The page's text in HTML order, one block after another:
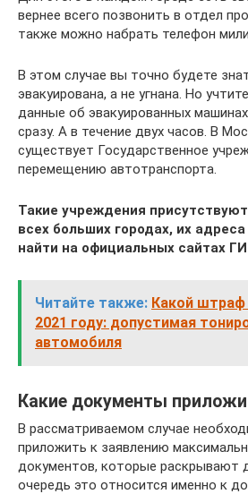
вернее всего позвонить в отдел
также можно набрать телефон
В этом случае вы точно будете
эвакуирована, а не угнана. Но
данные об эвакуированных
сразу. А в течение двух часов. В
существует Государственное
перемещению автотранспорта.
Такие учреждения
всех больших городах, их
найти на официальных сайтах
Читайте также: Какой штраф
2021 году: допустимая
автомобиля
Какие документы
В рассматриваемом случае
приложить к заявлению
документов, которые раскрывают
очередь это относится именно к